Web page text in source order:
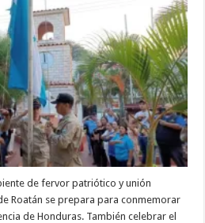
de fervor patriótico y unión
Roatán se prepara para conmemorar
de Honduras. También celebrar el